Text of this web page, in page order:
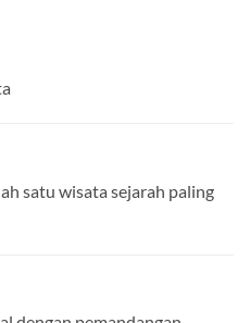
satu wisata sejarah paling